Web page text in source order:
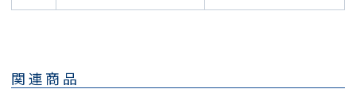
関連商品